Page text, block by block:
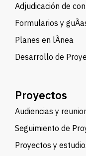
Adjudicación de
Formularios y
Planes en lÃ­nea
Desarrollo de
Proyectos
Audiencias y
Seguimiento de
Proyectos y